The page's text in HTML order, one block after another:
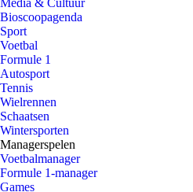
Media & Cultuur
Bioscoopagenda
Sport
Voetbal
Formule 1
Autosport
Tennis
Wielrennen
Schaatsen
Wintersporten
Managerspelen
Voetbalmanager
Formule 1-manager
Games